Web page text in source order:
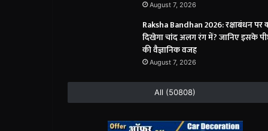
August 7, 2026
Raksha Bandhan 2026: रक्षाबंधन पर
दिखेगा चांद अलग रंग में? जानिए इसके
की वैज्ञानिक वजह
August 7, 2026
All (50808)